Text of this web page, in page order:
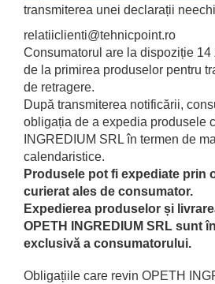
transmiterea unei declarații
relatiiclienti@tehnicpoint.ro
Consumatorul are la dispoziție
de la primirea produselor pentru
de retragere.
După transmiterea notificării,
obligația de a expedia produsele
INGREDIUM SRL în termen de
calendaristice.
Produsele pot fi expediate prin
curierat ales de consumator.
Expedierea produselor și
OPETH INGREDIUM SRL sunt
exclusivă a consumatorului.
Obligațiile care revin OPETH